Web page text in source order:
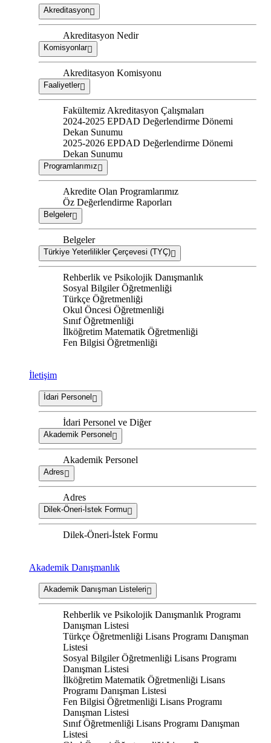
Akreditasyon
Akreditasyon Nedir
Komisyonlar
Akreditasyon Komisyonu
Faaliyetler
Fakültemiz Akreditasyon Çalışmaları
2024-2025 EPDAD Değerlendirme Dönemi
Dekan Sunumu
2025-2026 EPDAD Değerlendirme Dönemi
Dekan Sunumu
Programlarımız
Akredite Olan Programlarımız
Öz Değerlendirme Raporları
Belgeler
Belgeler
Türkiye Yeterlilikler Çerçevesi (TYÇ)
Rehberlik ve Psikolojik Danışmanlık
Sosyal Bilgiler Öğretmenliği
Türkçe Öğretmenliği
Okul Öncesi Öğretmenliği
Sınıf Öğretmenliği
İlköğretim Matematik Öğretmenliği
Fen Bilgisi Öğretmenliği
İletişim
İdari Personel
İdari Personel ve Diğer
Akademik Personel
Akademik Personel
Adres
Adres
Dilek-Öneri-İstek Formu
Dilek-Öneri-İstek Formu
Akademik Danışmanlık
Akademik Danışman Listeleri
Rehberlik ve Psikolojik Danışmanlık Programı
Danışman Listesi
Türkçe Öğretmenliği Lisans Programı Danışman
Listesi
Sosyal Bilgiler Öğretmenliği Lisans Programı
Danışman Listesi
İlköğretim Matematik Öğretmenliği Lisans
Programı Danışman Listesi
Fen Bilgisi Öğretmenliği Lisans Programı
Danışman Listesi
Sınıf Öğretmenliği Lisans Programı Danışman
Listesi